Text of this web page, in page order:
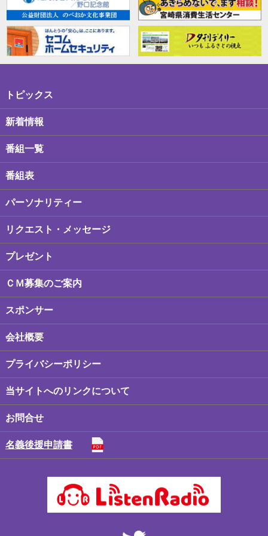
トピックス
新着情報
番組一覧
番組表
パーソナリティー
リクエスト・メッセージ
プレゼント
ＣＭ募集のご案内
スポンサー
会社概要
プライバシーポリシー
当サイトへのリンクについて
お問合せ
名義後援申請書